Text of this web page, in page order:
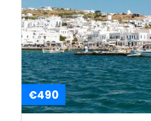
€490